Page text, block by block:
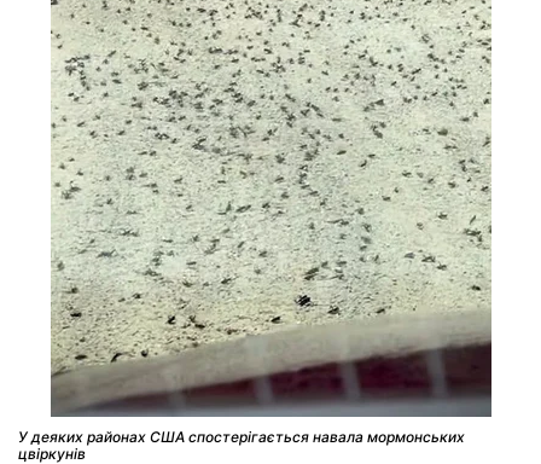
У деяких районах США спостерігається навала мормонських
цвіркунів